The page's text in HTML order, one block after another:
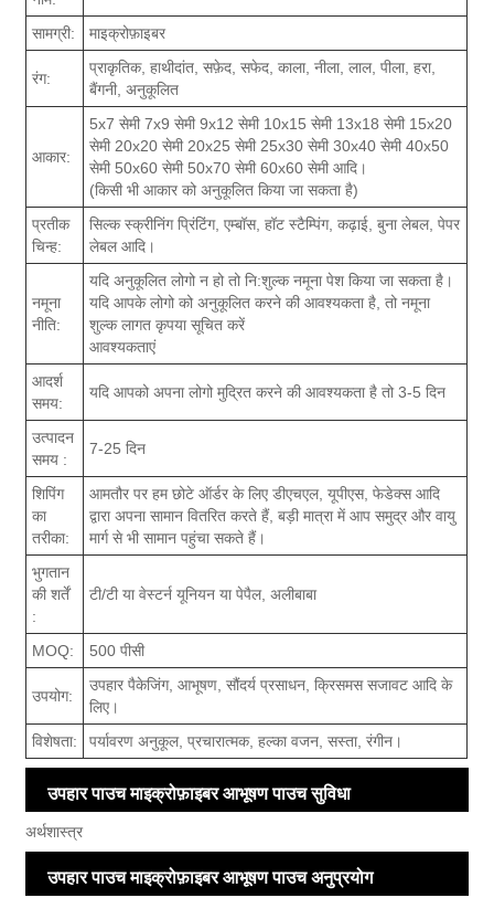
सामग्री: माइक्रोफ़ाइबर
रंग:
प्राकृतिक, हाथीदांत, सफ़ेद, सफेद, काला, नीला, लाल, पीला, हरा,
बैंगनी, अनुकूलित
आकार:
5x7 सेमी 7x9 सेमी 9x12 सेमी 10x15 सेमी 13x18 सेमी 15x20
सेमी 20x20 सेमी 20x25 सेमी 25x30 सेमी 30x40 सेमी 40x50
सेमी 50x60 सेमी 50x70 सेमी 60x60 सेमी आदि।
(किसी भी आकार को अनुकूलित किया जा सकता है)
प्रतीक
चिन्ह:
सिल्क स्क्रीनिंग प्रिंटिंग, एम्बॉस, हॉट स्टैम्पिंग, कढ़ाई, बुना लेबल, पेपर
लेबल आदि।
नमूना
नीति:
यदि अनुकूलित लोगो न हो तो नि:शुल्क नमूना पेश किया जा सकता है।
यदि आपके लोगो को अनुकूलित करने की आवश्यकता है, तो नमूना
शुल्क लागत कृपया सूचित करें
आवश्यकताएं
आदर्श
समय:
यदि आपको अपना लोगो मुद्रित करने की आवश्यकता है तो 3-5 दिन
उत्पादन
समय :
7-25 दिन
शिपिंग
का
तरीका:
आमतौर पर हम छोटे ऑर्डर के लिए डीएचएल, यूपीएस, फेडेक्स आदि
द्वारा अपना सामान वितरित करते हैं, बड़ी मात्रा में आप समुद्र और वायु
मार्ग से भी सामान पहुंचा सकते हैं।
भुगतान
की शर्तें
:
टी/टी या वेस्टर्न यूनियन या पेपैल, अलीबाबा
MOQ: 500 पीसी
उपयोग:
उपहार पैकेजिंग, आभूषण, सौंदर्य प्रसाधन, क्रिसमस सजावट आदि के
लिए।
विशेषता:
पर्यावरण अनुकूल, प्रचारात्मक, हल्का वजन, सस्ता, रंगीन।
उपहार पाउच माइक्रोफ़ाइबर आभूषण पाउच सुविधा
अर्थशास्त्र
उपहार पाउच माइक्रोफ़ाइबर आभूषण पाउच अनुप्रयोग